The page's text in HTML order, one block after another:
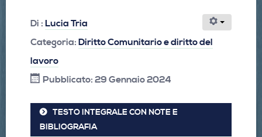
Di : Lucia Tria
Categoria: Diritto Comunitario e diritto del
lavoro
Pubblicato: 29 Gennaio 2024
TESTO INTEGRALE CON NOTE E
BIBLIOGRAFIA